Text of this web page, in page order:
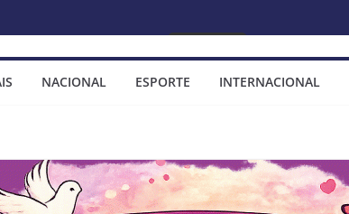
assina
para construção
NACIONAL ESPORTE INTERNACIONAL